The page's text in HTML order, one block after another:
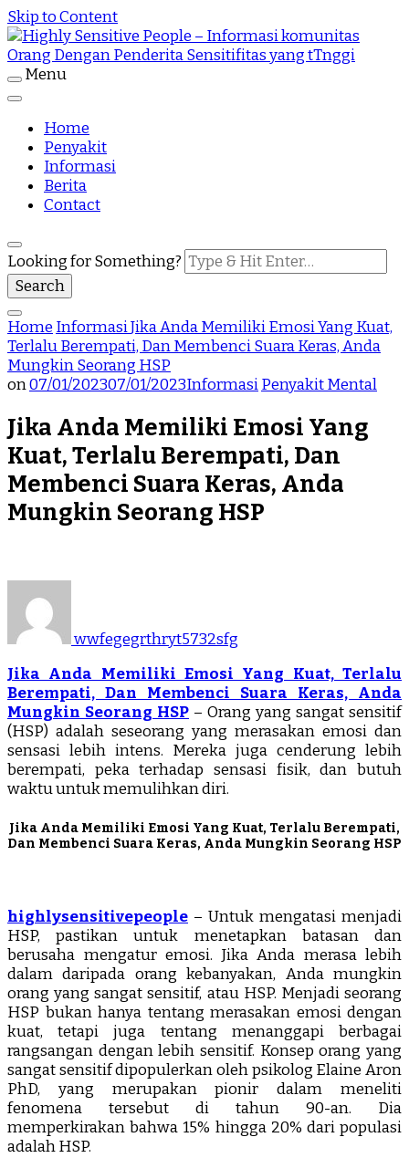
Skip to Content
Highly Sensitive People – Informasi
komunitas Orang Dengan Penderita
Sensitifitas yang tTnggi
Penderita Sensitifitas yang tTnggi
Menu
Home
Penyakit
Informasi
Berita
Contact
Looking for Something?
Home InformasiJika Anda Memiliki Emosi Yang Kuat,
Terlalu Berempati, Dan Membenci Suara Keras, Anda
Mungkin Seorang HSP
on07/01/202307/01/2023InformasiPenyakit Mental
Jika Anda Memiliki Emosi Yang
Kuat, Terlalu Berempati, Dan
Membenci Suara Keras, Anda
Mungkin Seorang HSP
wwfegegrthryt5732sfg
Jika Anda Memiliki Emosi Yang Kuat, Terlalu
Berempati, Dan Membenci Suara Keras, Anda
Mungkin Seorang HSP – Orang yang sangat sensitif
(HSP) adalah seseorang yang merasakan emosi dan
sensasi lebih intens. Mereka juga cenderung lebih
berempati, peka terhadap sensasi fisik, dan butuh
waktu untuk memulihkan diri.
Jika Anda Memiliki Emosi Yang Kuat, Terlalu Berempati,
Dan Membenci Suara Keras, Anda Mungkin Seorang HSP
highlysensitivepeople – Untuk mengatasi menjadi
HSP, pastikan untuk menetapkan batasan dan
berusaha mengatur emosi. Jika Anda merasa lebih
dalam daripada orang kebanyakan, Anda mungkin
orang yang sangat sensitif, atau HSP. Menjadi seorang
HSP bukan hanya tentang merasakan emosi dengan
kuat, tetapi juga tentang menanggapi berbagai
rangsangan dengan lebih sensitif. Konsep orang yang
sangat sensitif dipopulerkan oleh psikolog Elaine Aron
PhD, yang merupakan pionir dalam meneliti
fenomena tersebut di tahun 90-an. Dia
memperkirakan bahwa 15% hingga 20% dari populasi
adalah HSP.